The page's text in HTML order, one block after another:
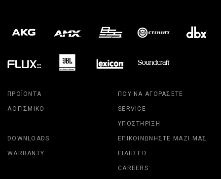
ΠΡΟΪΌΝΤΑ
ΛΟΓΙΣΜΙΚΌ
ΠΟΎ ΝΑ ΑΓΟΡΆΣΕΤΕ
SERVICE
ΥΠΟΣΤΉΡΙΞΗ
DOWNLOADS
WARRANTY
ΕΠΙΚΟΙΝΩΝΉΣΤΕ ΜΑΖΊ ΜΑΣ
ΕΙΔΉΣΕΙΣ
CAREERS